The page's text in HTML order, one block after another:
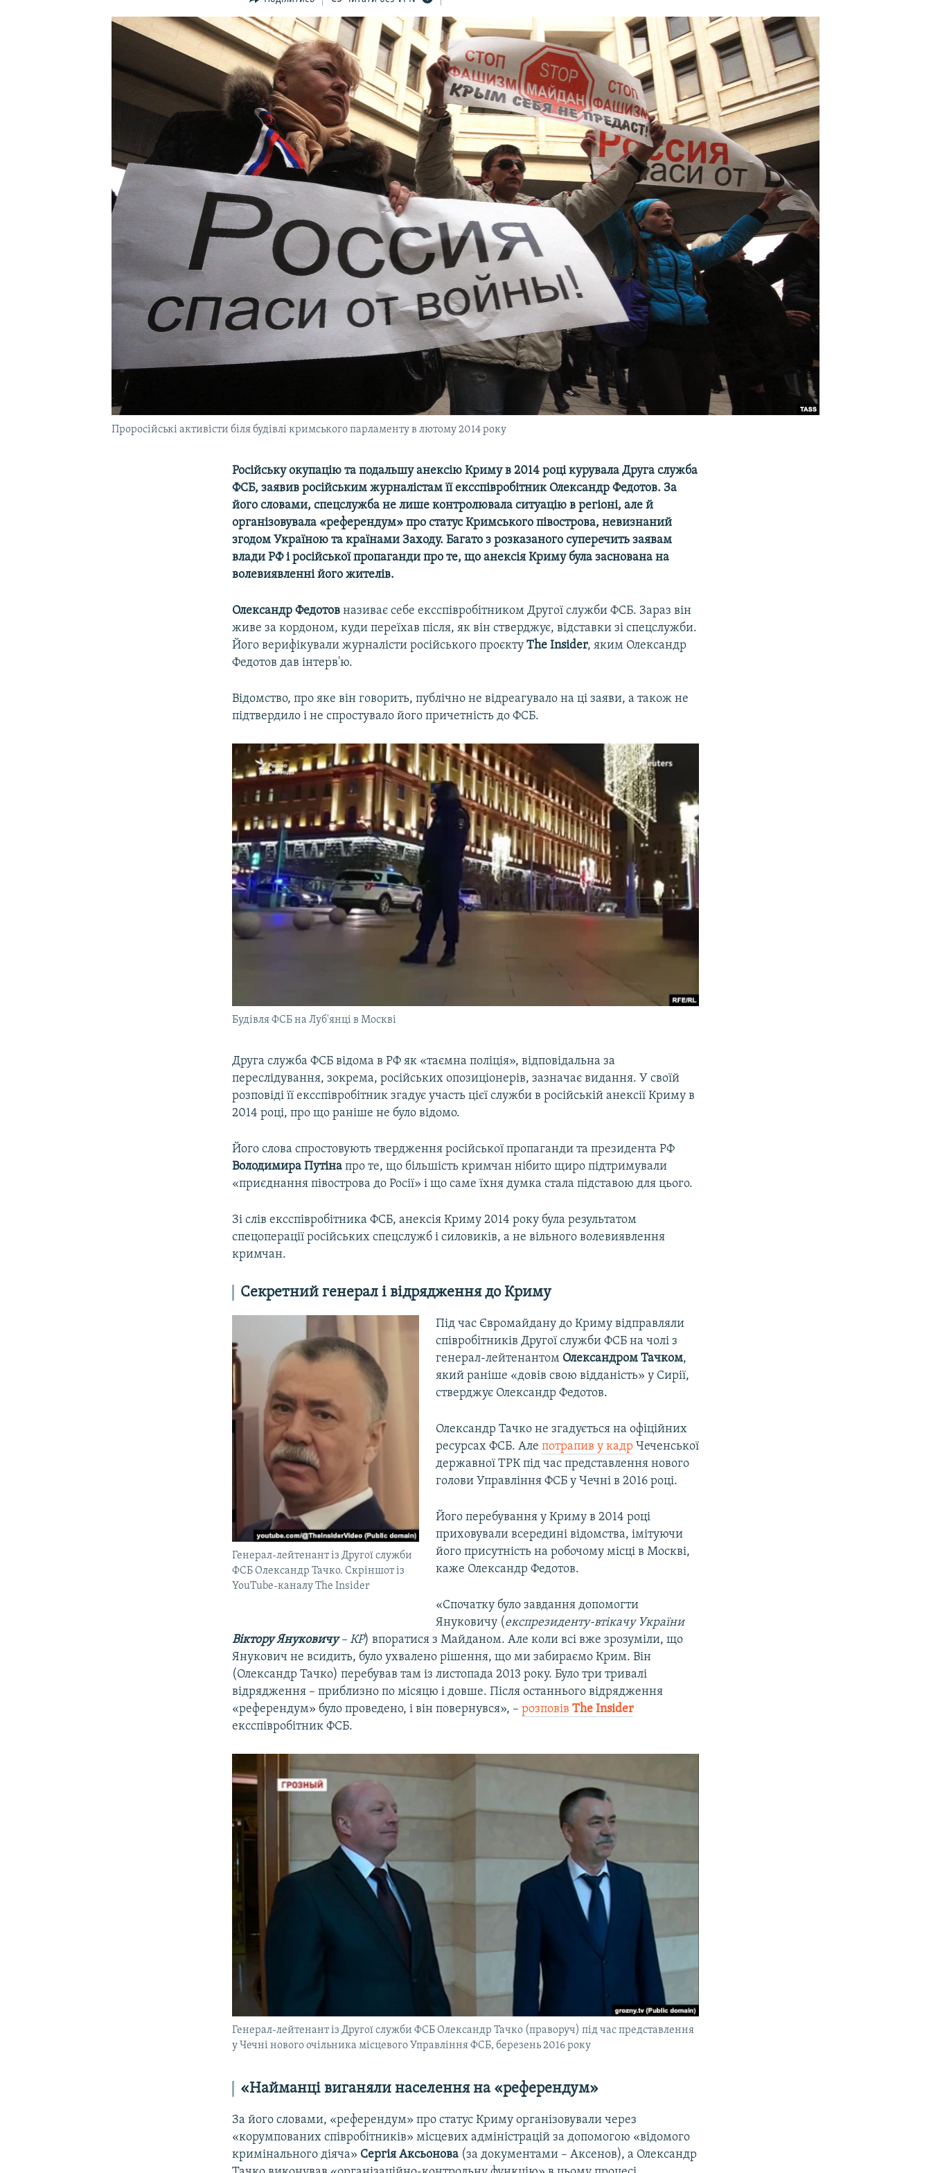
Проросійські активісти біля будівлі кримського парламенту в лютому 2014 року
Російську окупацію та подальшу анексію Криму в 2014 році курувала Друга служба
ФСБ, заявив російським журналістам її ексспівробітник Олександр Федотов. За
його словами, спецслужба не лише контролювала ситуацію в регіоні, але й
організовувала «референдум» про статус Кримського півострова, невизнаний
згодом Україною та країнами Заходу. Багато з розказаного суперечить заявам
влади РФ і російської пропаганди про те, що анексія Криму була заснована на
волевиявленні його жителів.
Олександр Федотов називає себе ексспівробітником Другої служби ФСБ. Зараз він
живе за кордоном, куди переїхав після, як він стверджує, відставки зі спецслужби.
Його верифікували журналісти російського проєктуThe Insider, яким Олександр
Федотов дав інтерв'ю.
Відомство, про яке він говорить, публічно не відреагувало на ці заяви, а також не
підтвердило і не спростувало його причетність до ФСБ.
Будівля ФСБ на Луб'янці в Москві
Друга служба ФСБ відома в РФ як «таємна поліція», відповідальна за
переслідування, зокрема, російських опозиціонерів, зазначає видання. У своїй
розповіді її ексспівробітник згадує участь цієї служби в російській анексії Криму в
2014 році, про що раніше не було відомо.
Його слова спростовують твердження російської пропаганди та президента РФ
Володимира Путіна про те, що більшість кримчан нібито щиро підтримували
«приєднання півострова до Росії» і що саме їхня думка стала підставою для цього.
Зі слів ексспівробітника ФСБ, анексія Криму 2014 року була результатом
спецоперації російських спецслужб і силовиків, а не вільного волевиявлення
кримчан.
Секретний генерал і відрядження до Криму
Генерал-лейтенант із Другої служби
ФСБ Олександр Тачко. Скріншот із
YouTube-каналу The Insider
Під час Євромайдану до Криму відправляли
співробітників Другої служби ФСБ на чолі з
генерал-лейтенантом Олександром Тачком,
який раніше «довів свою відданість» у Сирії,
стверджує Олександр Федотов.
Олександр Тачко не згадується на офіційних
ресурсах ФСБ. Але потрапив у кадр Чеченської
державної ТРК під час представлення нового
голови Управління ФСБ у Чечні в 2016 році.
Його перебування у Криму в 2014 році
приховували всередині відомства, імітуючи
його присутність на робочому місці в Москві,
каже Олександр Федотов.
«Спочатку було завдання допомогти
Януковичу (експрезиденту-втікачу України
Віктору Януковичу– КР) впоратися з Майданом. Але коли всі вже зрозуміли, що
Янукович не всидить, було ухвалено рішення, що ми забираємо Крим. Він
(Олександр Тачко) перебував там із листопада 2013 року. Було три тривалі
відрядження – приблизно по місяцю і довше. Після останнього відрядження
«референдум» було проведено, і він повернувся», –розповівThe Insider
ексспівробітник ФСБ.
Генерал-лейтенант із Другої служби ФСБ Олександр Тачко (праворуч) під час представлення
у Чечні нового очільника місцевого Управління ФСБ, березень 2016 року
«Найманці виганяли населення на «референдум»
За його словами, «референдум» про статус Криму організовували через
«корумпованих співробітників» місцевих адміністрацій за допомогою «відомого
кримінального діяча» Сергія Аксьонова (за документами – Аксенов), а Олександр